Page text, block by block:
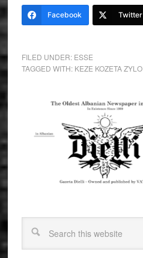
Facebook Twitter
FILED UNDER: ESSE
TAGGED WITH: KEZE KOZETA ZYLO